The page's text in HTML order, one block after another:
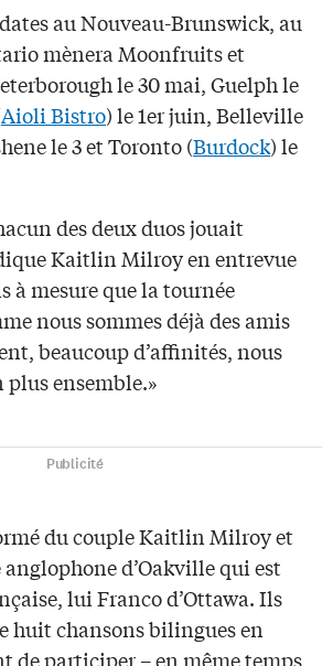
au Nouveau-Brunswick, au
mènera Moonfruits et
le 30 mai, Guelph le
Aioli Bistro) le 1er juin, Belleville
le 3 et Toronto (Burdock) le
des deux duos jouait
Kaitlin Milroy en entrevue
à mesure que la tournée
nous sommes déjà des amis
beaucoup d’affinités, nous
plus ensemble.»
Publicité
du couple Kaitlin Milroy et
d’Oakville qui est
lui Franco d’Ottawa. Ils
huit chansons bilingues en
de participer – en même temps